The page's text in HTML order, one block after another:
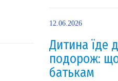
12.06.2026
Дитина їде
подорож:
батькам